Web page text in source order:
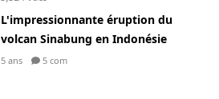
L'impressionnante éruption du
volcan Sinabung en Indonésie
5 ans 5 com